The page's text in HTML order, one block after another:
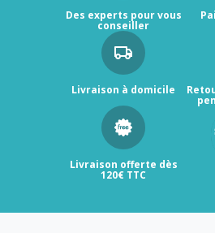
Des experts pour vous
conseiller
Livraison à domicile
Livraison offerte dès
120€ TTC